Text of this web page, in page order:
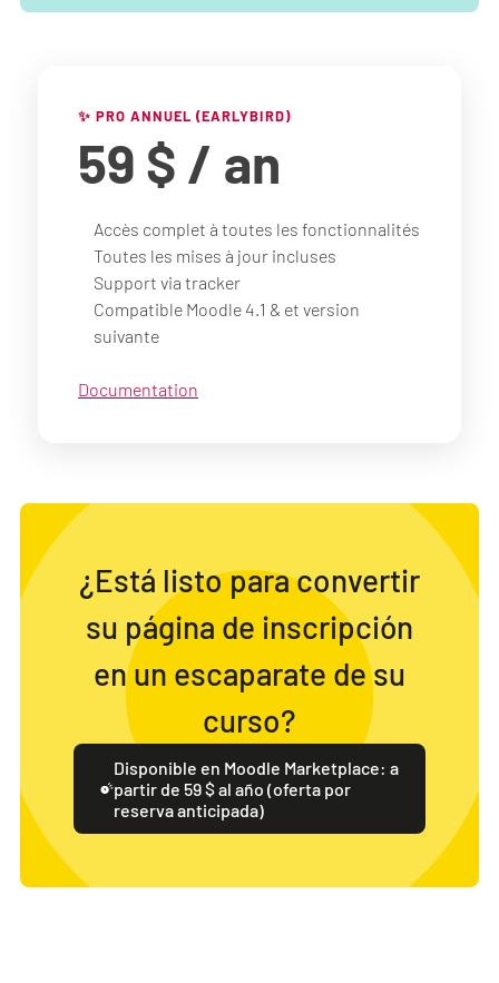
✨ PRO ANNUEL (EARLYBIRD)
59 $ / an
Accès complet à toutes les fonctionnalités
Toutes les mises à jour incluses
Support via tracker
Compatible Moodle 4.1 & et version
suivante
Documentation
¿Está listo para convertir
su página de inscripción
en un escaparate de su
curso?
Disponible en Moodle Marketplace: a
partir de 59 $ al año (oferta por
reserva anticipada)